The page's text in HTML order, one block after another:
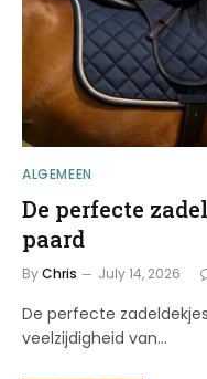
ALGEMEEN
De perfecte
paard
ByChris July 14, 2026
De perfecte
veelzijdigheid van…